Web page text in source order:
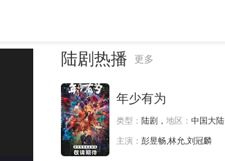
陆剧热播 更多
年少有为
类型： 陆剧， 地区： 中国大陆
主演： 彭昱畅,林允,刘冠麟